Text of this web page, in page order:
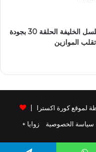
أحداث نارية في مسلسل الخليفة الحلقة 30 بجودة
سياسة الخصوصية زوايا +